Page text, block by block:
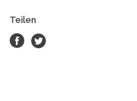
Teilen